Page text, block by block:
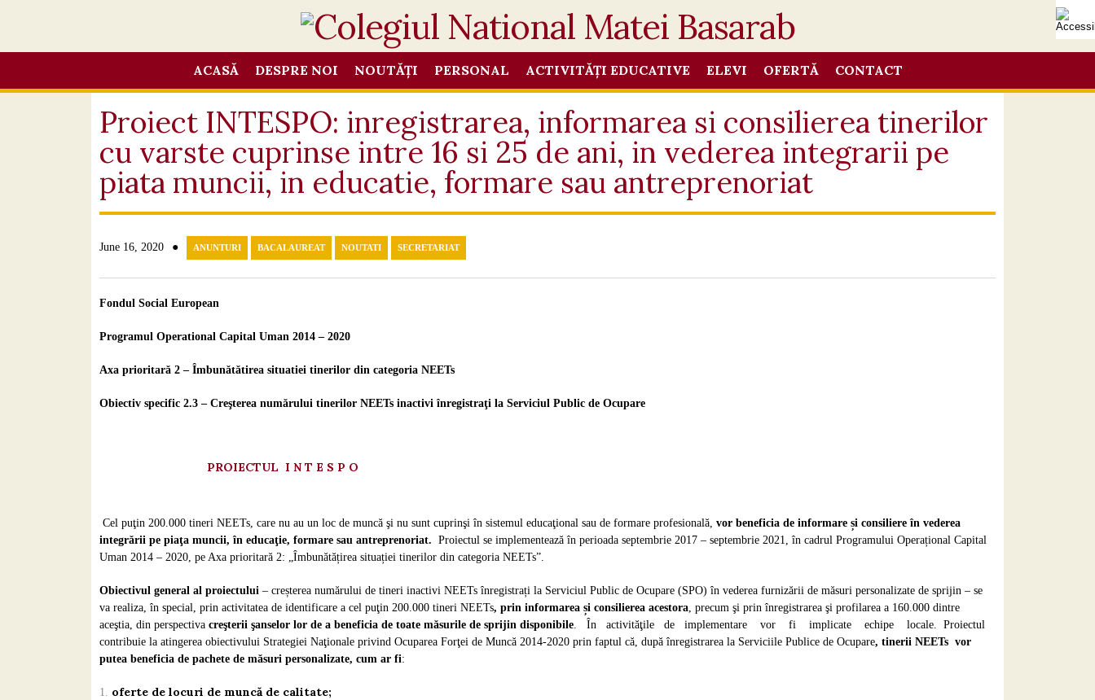
ACASĂ DESPRE NOI NOUTĂȚI PERSONAL ACTIVITĂȚI EDUCATIVE ELEVI OFERTĂ CONTACT
Proiect INTESPO: inregistrarea, informarea si consilierea tinerilor
cu varste cuprinse intre 16 si 25 de ani, in vederea integrarii pe
piata muncii, in educatie, formare sau antreprenoriat
June 16, 2020 ● ANUNTURI BACALAUREAT NOUTATI SECRETARIAT
Fondul Social European
Programul Operational Capital Uman 2014 – 2020
Axa prioritară 2 – Îmbunătătirea situatiei tinerilor din categoria NEETs
Obiectiv specific 2.3 – Creşterea numărului tinerilor NEETs inactivi înregistraţi la Serviciul Public de Ocupare
PROIECTUL I N T E S P O
Cel puţin 200.000 tineri NEETs, care nu au un loc de muncă şi nu sunt cuprinşi în sistemul educaţional sau de formare profesională, vor beneficia de informare și consiliere în vederea
integrării pe piaţa muncii, în educaţie, formare sau antreprenoriat. Proiectul se implementează în perioada septembrie 2017 – septembrie 2021, în cadrul Programului Operațional Capital
Uman 2014 – 2020, pe Axa prioritară 2: „Îmbunătățirea situației tinerilor din categoria NEETs”.
Obiectivul general al proiectului – creșterea numărului de tineri inactivi NEETs înregistrați la Serviciul Public de Ocupare (SPO) în vederea furnizării de măsuri personalizate de sprijin – se
va realiza, în special, prin activitatea de identificare a cel puţin 200.000 tineri NEETs, prin informarea și consilierea acestora, precum şi prin înregistrarea şi profilarea a 160.000 dintre
aceştia, din perspectiva creşterii şanselor lor de a beneficia de toate măsurile de sprijin disponibile. În activităţile de implementare vor fi implicate echipe locale. Proiectul
contribuie la atingerea obiectivului Strategiei Naţionale privind Ocuparea Forţei de Muncă 2014-2020 prin faptul că, după înregistrarea la Serviciile Publice de Ocupare, tinerii NEETs vor
putea beneficia de pachete de măsuri personalizate, cum ar fi:
oferte de locuri de muncă de calitate;